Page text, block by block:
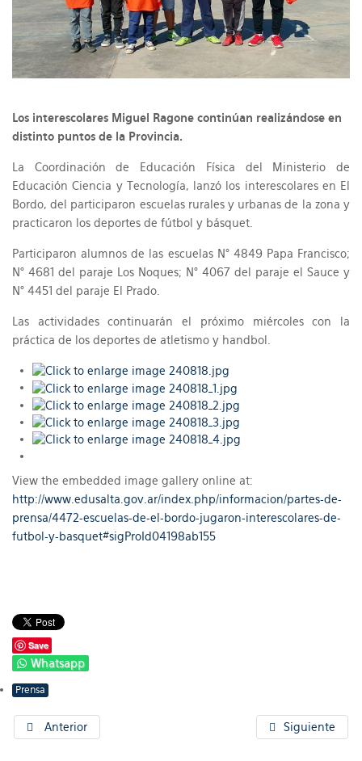
Los interescolares Miguel Ragone continúan realizándose en
distinto puntos de la Provincia.
La Coordinación de Educación Física del Ministerio de
Educación Ciencia y Tecnología, lanzó los interescolares en El
Bordo, del participaron escuelas rurales y urbanas de la zona y
practicaron los deportes de fútbol y básquet.
Participaron alumnos de las escuelas N° 4849 Papa Francisco;
N° 4681 del paraje Los Noques; N° 4067 del paraje el Sauce y
N° 4451 del paraje El Prado.
Las actividades continuarán el próximo miércoles con la
práctica de los deportes de atletismo y handbol.
View the embedded image gallery online at:
http://www.edusalta.gov.ar/index.php/informacion/partes-de-
prensa/4472-escuelas-de-el-bordo-jugaron-interescolares-de-
futbol-y-basquet#sigProId04198ab155
Save
Whatsapp
Prensa
Anterior Siguiente